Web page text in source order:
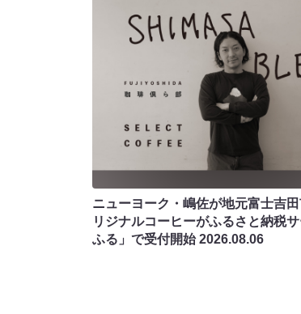
ニューヨーク・嶋佐が地元富士吉
リジナルコーヒーがふるさと納税
ふる」で受付開始2026.08.06